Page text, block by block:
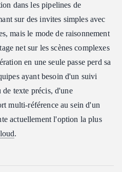
dans les pipelines de
sur des invites simples avec
mais le mode de raisonnement
net sur les scènes complexes
en une seule passe perd sa
ayant besoin d'un suivi
texte précis, d'une
multi-référence au sein d'un
actuellement l'option la plus
.